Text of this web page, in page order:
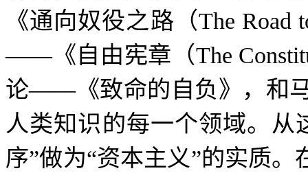
《通向奴役之路（The Road
——《自由宪章（The
论——《致命的自负》，和
人类知识的每一个领域。
序”做为“资本主义”的实质。